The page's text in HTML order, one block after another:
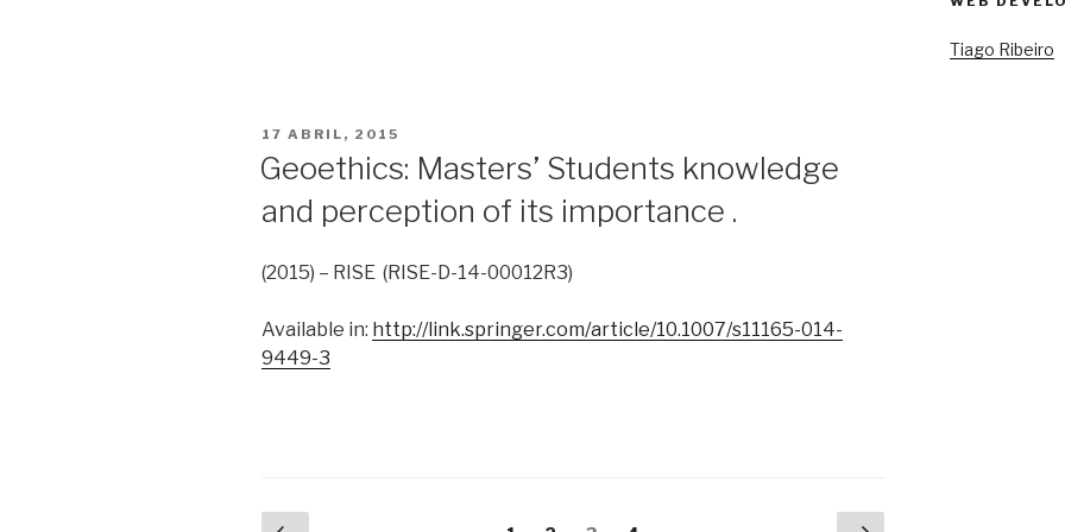
PUBLICADO
17 ABRIL, 2015
Geoethics: Masters’ Students knowledge
and perception of its importance .
(2015) – RISE (RISE-D-14-00012R3)
Available in: http://link.springer.com/article/10.1007/s11165-014-
9449-3
Tiago Ribeiro